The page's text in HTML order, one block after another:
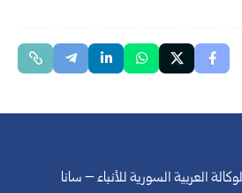
العربية السورية للأنباء – سانا